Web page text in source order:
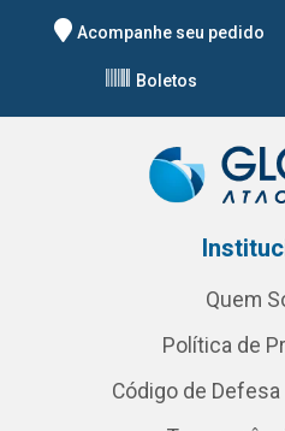
Acompanhe seu pedido
Boletos
Quem
Política de
Código de